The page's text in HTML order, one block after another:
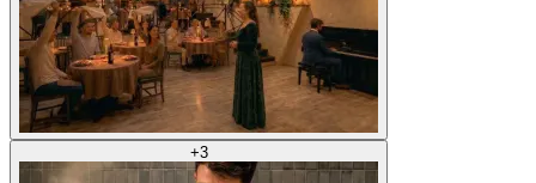
+3